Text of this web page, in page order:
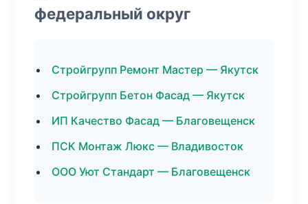
федеральный округ
Стройгрупп Ремонт Мастер — Якутск
Стройгрупп Бетон Фасад — Якутск
ИП Качество Фасад — Благовещенск
ПСК Монтаж Люкс — Владивосток
ООО Уют Стандарт — Благовещенск